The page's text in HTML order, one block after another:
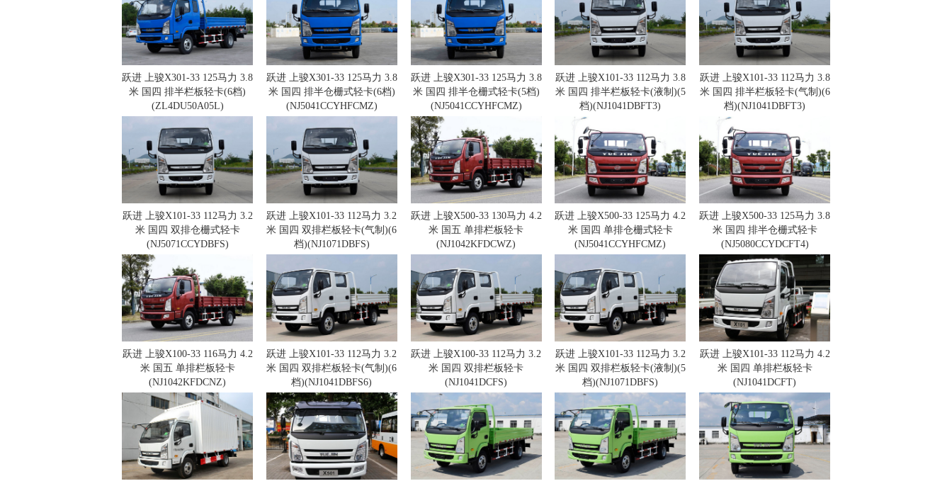
跃进 上骏X301-33 125马力 3.8
米 国四 排半栏板轻卡(6档)
(ZL4DU50A05L)
跃进 上骏X301-33 125马力 3.8
米 国四 排半仓栅式轻卡(6档)
(NJ5041CCYHFCMZ)
跃进 上骏X301-33 125马力 3.8
米 国四 排半仓栅式轻卡(5档)
(NJ5041CCYHFCMZ)
跃进 上骏X101-33 112马力 3.8
米 国四 排半栏板轻卡(液制)(5
档)(NJ1041DBFT3)
跃进 上骏X101-33 112马力 3.8
米 国四 排半栏板轻卡(气制)(6
档)(NJ1041DBFT3)
跃进 上骏X101-33 112马力 3.2
米 国四 双排仓栅式轻卡
(NJ5071CCYDBFS)
跃进 上骏X101-33 112马力 3.2
米 国四 双排栏板轻卡(气制)(6
档)(NJ1071DBFS)
跃进 上骏X500-33 130马力 4.2
米 国五 单排栏板轻卡
(NJ1042KFDCWZ)
跃进 上骏X500-33 125马力 4.2
米 国四 单排仓栅式轻卡
(NJ5041CCYHFCMZ)
跃进 上骏X500-33 125马力 3.8
米 国四 排半仓栅式轻卡
(NJ5080CCYDCFT4)
跃进 上骏X100-33 116马力 4.2
米 国五 单排栏板轻卡
(NJ1042KFDCNZ)
跃进 上骏X101-33 112马力 3.2
米 国四 双排栏板轻卡(气制)(6
档)(NJ1041DBFS6)
跃进 上骏X100-33 112马力 3.2
米 国四 双排栏板轻卡
(NJ1041DCFS)
跃进 上骏X101-33 112马力 3.2
米 国四 双排栏板轻卡(液制)(5
档)(NJ1071DBFS)
跃进 上骏X101-33 112马力 4.2
米 国四 单排栏板轻卡
(NJ1041DCFT)